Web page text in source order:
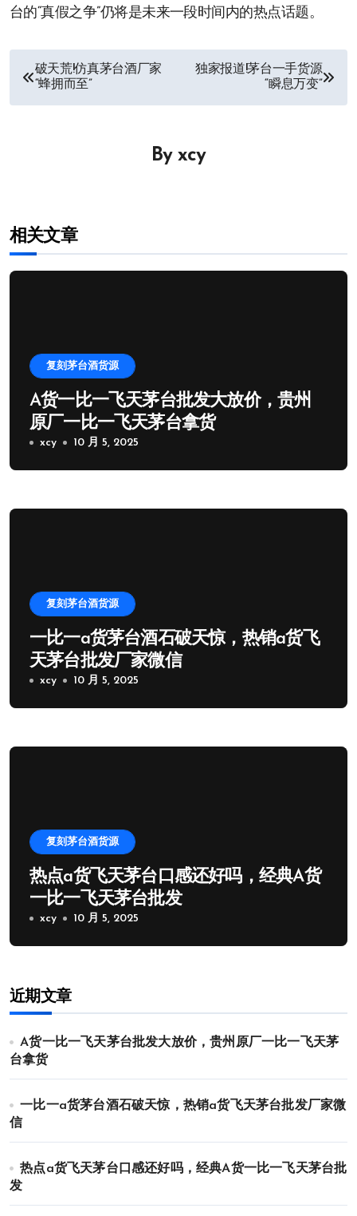
台的“真假之争”仍将是未来一段时间内的热点话题。
文
章
破天荒!仿真茅台酒厂家
“蜂拥而至”
独家报道!茅台一手货源
“瞬息万变”
By xcy
相关文章
复刻茅台酒货源
A货一比一飞天茅台批发大放价，贵州
原厂一比一飞天茅台拿货
xcy 10 月 5, 2025
复刻茅台酒货源
一比一a货茅台酒石破天惊，热销a货飞
天茅台批发厂家微信
xcy 10 月 5, 2025
复刻茅台酒货源
热点a货飞天茅台口感还好吗，经典A货
一比一飞天茅台批发
xcy 10 月 5, 2025
近期文章
A货一比一飞天茅台批发大放价，贵州原厂一比一飞天茅
台拿货
一比一a货茅台酒石破天惊，热销a货飞天茅台批发厂家微
信
热点a货飞天茅台口感还好吗，经典A货一比一飞天茅台批
发